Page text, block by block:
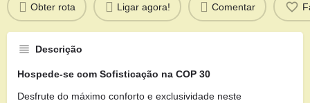
Obter rota Ligar agora! Comentar
Descrição
Hospede-se com Sofisticação na COP 30
Desfrute do máximo conforto e exclusividade neste